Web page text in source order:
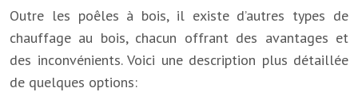
Outre les poêles à bois, il existe d’autres types de
chauffage au bois, chacun offrant des avantages et
des inconvénients. Voici une description plus détaillée
de quelques options: